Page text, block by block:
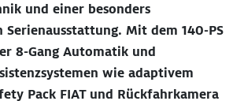
und einer besonders
Serienausstattung. Mit dem 140-PS
8-Gang Automatik und
wie adaptivem
Pack FIAT und Rückfahrkamera